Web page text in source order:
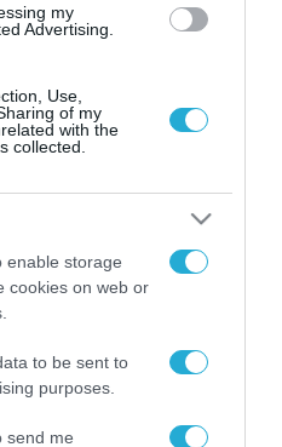
my
Advertising.
Use,
of my
with the
collected.
enable storage
cookies on web or
to be sent to
purposes.
send me